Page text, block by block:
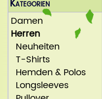
Kategorien
Damen
Herren
Neuheiten
T-Shirts
Hemden & Polos
Longsleeves